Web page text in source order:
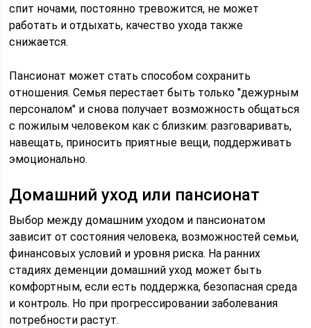
спит ночами, постоянно тревожится, не может
работать и отдыхать, качество ухода также
снижается.
Пансионат может стать способом сохранить
отношения. Семья перестает быть только "дежурным
персоналом" и снова получает возможность общаться
с пожилым человеком как с близким: разговаривать,
навещать, приносить приятные вещи, поддерживать
эмоционально.
Домашний уход или пансионат
Выбор между домашним уходом и пансионатом
зависит от состояния человека, возможностей семьи,
финансовых условий и уровня риска. На ранних
стадиях деменции домашний уход может быть
комфортным, если есть поддержка, безопасная среда
и контроль. Но при прогрессировании заболевания
потребности растут.